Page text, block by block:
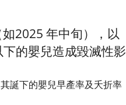
2025 年中旬），以
的嬰兒造成毀滅性影
誕下的嬰兒早產率及夭折率